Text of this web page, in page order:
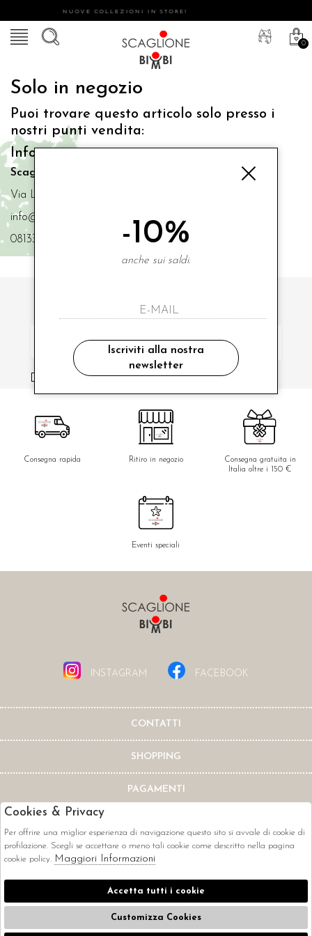
NUOVE COLLEZIONI IN STORE!
0
Solo in negozio
Puoi trovare questo articolo solo presso i
nostri punti vendita:
Info contatti
Scaglione Bimbi di Iacono Maria Angela
Via Luigi Mazzella,73 80077 Ischia
info@scaglionebimbi.com
0813331162
ISCRIVITI ALLA NOSTRA NEWSLETTER
ho letto ed accettato le condizioni sulla privacy.
Consegna rapida Ritiro in negozio
Consegna gratuita in
Italia oltre i 150 €
Eventi speciali
INSTAGRAM FACEBOOK
CONTATTI
SHOPPING
PAGAMENTI
CORRIERI
-10%
anche sui saldi.
Iscriviti alla nostra
newsletter
Cookies & Privacy
Per offrire una miglior esperienza di navigazione questo sito si avvale di cookie di
profilazione. Scegli se accettare o meno tali cookie come descritto nella pagina
cookie policy. Maggiori Informazioni
Accetta tutti i cookie
Customizza Cookies